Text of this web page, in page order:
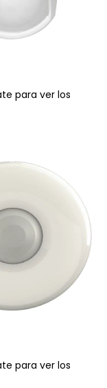
para ver los
para ver los